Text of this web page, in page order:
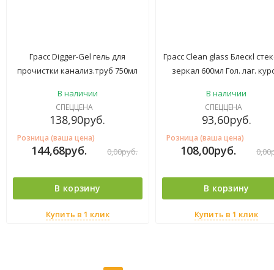
Грасс Digger-Gel гель для
прочистки канализ.труб 750мл
В наличии
СПЕЦЦЕНА
138,90руб.
Розница (ваша цена)
144,68руб. 0,00руб.
В корзину
Купить в 1 клик
Грасс Clean glass Блескl
зеркал 600мл Гол. лаг.
В наличии
СПЕЦЦЕНА
93,60руб.
Розница (ваша цена)
108,00руб. 0,00
В корзину
Купить в 1 клик